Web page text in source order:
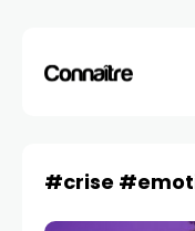
#crise